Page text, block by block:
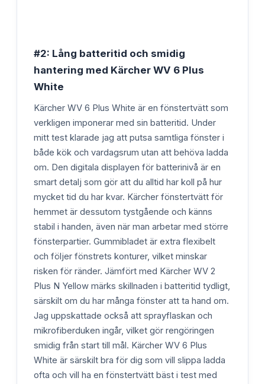
#2: Lång batteritid och smidig
hantering med Kärcher WV 6 Plus
White
Kärcher WV 6 Plus White är en fönstertvätt som
verkligen imponerar med sin batteritid. Under
mitt test klarade jag att putsa samtliga fönster i
både kök och vardagsrum utan att behöva ladda
om. Den digitala displayen för batterinivå är en
smart detalj som gör att du alltid har koll på hur
mycket tid du har kvar. Kärcher fönstertvätt för
hemmet är dessutom tystgående och känns
stabil i handen, även när man arbetar med större
fönsterpartier. Gummibladet är extra flexibelt
och följer fönstrets konturer, vilket minskar
risken för ränder. Jämfört med Kärcher WV 2
Plus N Yellow märks skillnaden i batteritid tydligt,
särskilt om du har många fönster att ta hand om.
Jag uppskattade också att sprayflaskan och
mikrofiberduken ingår, vilket gör rengöringen
smidig från start till mål. Kärcher WV 6 Plus
White är särskilt bra för dig som vill slippa ladda
ofta och vill ha en fönstertvätt bäst i test med